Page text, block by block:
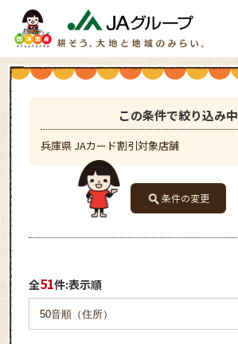
この条件で絞り込み中
兵庫県 JAカード割引対象店舗
条件の変更
全51件:表示順